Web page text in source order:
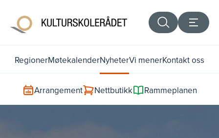
RegionerMøtekalenderNyheterVi menerKontakt oss
Arrangement Nettbutikk Rammeplanen